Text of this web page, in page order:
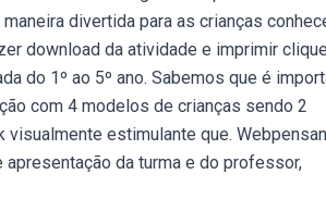
divertida para as crianças
download da atividade e imprimir
do 1º ao 5º ano. Sabemos que é
com 4 modelos de crianças sendo 2
estimulante que.
da turma e do professor,